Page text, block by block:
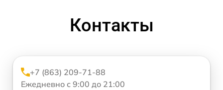
Контакты
+7 (863) 209-71-88
Ежедневно с 9:00 до 21:00